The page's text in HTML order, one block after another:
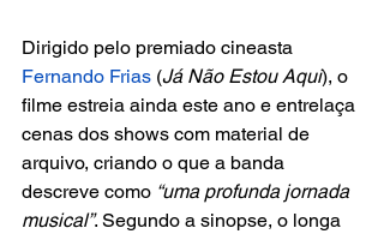
Dirigido pelo premiado cineasta
Fernando Frias (Já Não Estou Aqui), o
filme estreia ainda este ano e entrelaça
cenas dos shows com material de
arquivo, criando o que a banda
descreve como “uma profunda jornada
musical”. Segundo a sinopse, o longa